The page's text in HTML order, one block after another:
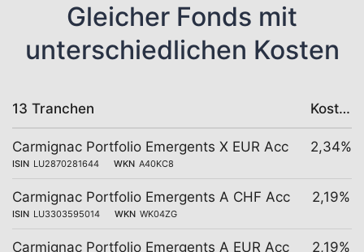
Gleicher Fonds mit
unterschiedlichen Kosten
13 Tranchen Kosten
Carmignac Portfolio Emergents X EUR Acc
ISIN LU2870281644 WKN A40KC8
2,34%
Carmignac Portfolio Emergents A CHF Acc
ISIN LU3303595014 WKN WK04ZG
2,19%
Carmignac Portfolio Emergents A EUR Acc 2,19%